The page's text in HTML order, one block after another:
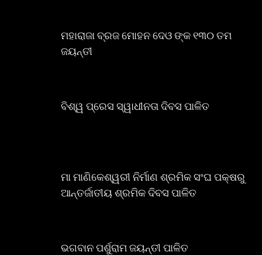
ମହାରାଜା ବ୍ରଜ ମୋହନ ଦେଓ ଙ୍କ ୧୩୦ ତମ
ଜୟନ୍ତୀ
ବିଶ୍ୱ ପ୍ରେସ ସ୍ୱାଧୀନତା ଦିବସ ପାଳିତ
ମା ମାଣିକେଶ୍ୱରୀ ନିର୍ମାଣ ଶ୍ରମିକ ସଂଘ ପକ୍ଷରୁ
ଆନ୍ତର୍ଜାତୀୟ ଶ୍ରମିକ ଦିବସ ପାଳିତ
ଭଗବାନ ପର୍ଶୁରାମ ଜୟନ୍ତୀ ପାଳିତ